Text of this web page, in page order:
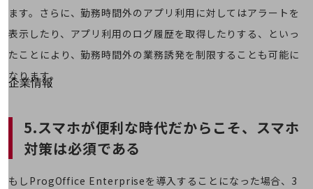
別ウィンドウで開きます
企業情報
会社案内TOP
組織
沿革
ます。さらに、勤務時間外のアプリ利用に対してはアラートを
表示したり、アプリ利用のログ履歴を取得したりする、といっ
たことにより、勤務時間外の業務誘発を制限することも可能に
なります。
5.スマホが便利な時代だからこそ、スマホ
対策は必須である
もしProgOffice Enterpriseを導入することになった場合、3